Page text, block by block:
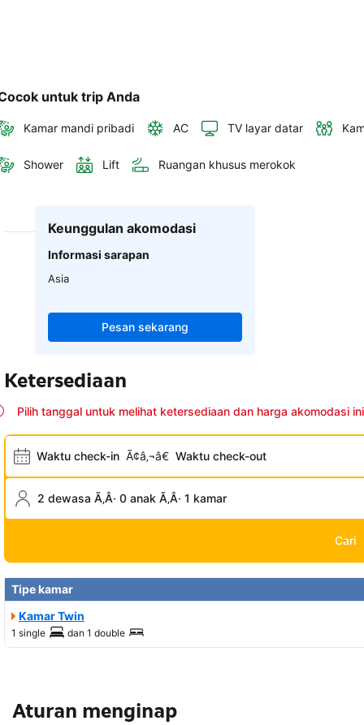
untuk trip Anda
Kamar mandi pribadi AC TV layar datar
Shower Lift Ruangan khusus merokok
Keunggulan akomodasi
Informasi sarapan
Asia
Pesan sekarang
Ketersediaan
Pilih tanggal untuk melihat ketersediaan dan harga akomodasi ini
Waktu check-in Ã¢â‚¬â€ Waktu check-out
2 dewasa Ã‚Â· 0 anak Ã‚Â· 1 kamar
Cari
Tipe kamar
Kamar Twin
1 single dan 1 double
Aturan menginap